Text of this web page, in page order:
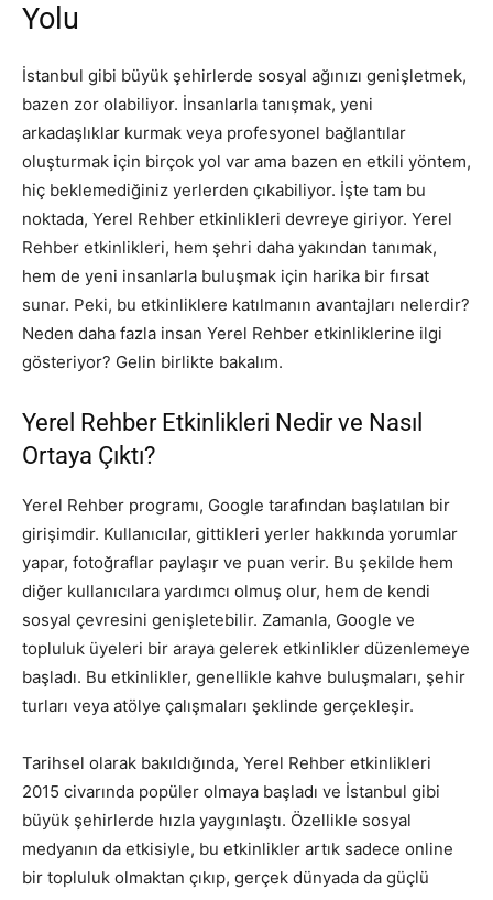
Yolu
İstanbul gibi büyük şehirlerde sosyal ağınızı genişletmek,
bazen zor olabiliyor. İnsanlarla tanışmak, yeni
arkadaşlıklar kurmak veya profesyonel bağlantılar
oluşturmak için birçok yol var ama bazen en etkili yöntem,
hiç beklemediğiniz yerlerden çıkabiliyor. İşte tam bu
noktada, Yerel Rehber etkinlikleri devreye giriyor. Yerel
Rehber etkinlikleri, hem şehri daha yakından tanımak,
hem de yeni insanlarla buluşmak için harika bir fırsat
sunar. Peki, bu etkinliklere katılmanın avantajları nelerdir?
Neden daha fazla insan Yerel Rehber etkinliklerine ilgi
gösteriyor? Gelin birlikte bakalım.
Yerel Rehber Etkinlikleri Nedir ve Nasıl
Ortaya Çıktı?
Yerel Rehber programı, Google tarafından başlatılan bir
girişimdir. Kullanıcılar, gittikleri yerler hakkında yorumlar
yapar, fotoğraflar paylaşır ve puan verir. Bu şekilde hem
diğer kullanıcılara yardımcı olmuş olur, hem de kendi
sosyal çevresini genişletebilir. Zamanla, Google ve
topluluk üyeleri bir araya gelerek etkinlikler düzenlemeye
başladı. Bu etkinlikler, genellikle kahve buluşmaları, şehir
turları veya atölye çalışmaları şeklinde gerçekleşir.
Tarihsel olarak bakıldığında, Yerel Rehber etkinlikleri
2015 civarında popüler olmaya başladı ve İstanbul gibi
büyük şehirlerde hızla yaygınlaştı. Özellikle sosyal
medyanın da etkisiyle, bu etkinlikler artık sadece online
bir topluluk olmaktan çıkıp, gerçek dünyada da güçlü